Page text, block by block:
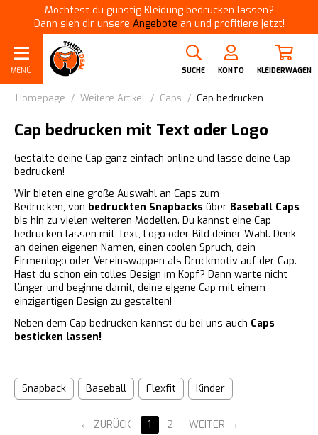
Möchtest du günstig Kleidung bedrucken lassen?
Dann sieh dir unsere Angebote an und profitiere jetzt!
MENÜ SUCHE KONTO KLEIDERWAGEN
Homepage / Weitere Artikel / Caps / Cap bedrucken
Cap bedrucken mit Text oder Logo
Gestalte deine Cap ganz einfach online und lasse deine Cap
bedrucken!
Wir bieten eine große Auswahl an Caps zum
Bedrucken, von bedruckten Snapbacks über Baseball Caps
bis hin zu vielen weiteren Modellen. Du kannst eine Cap
bedrucken lassen mit Text, Logo oder Bild deiner Wahl. Denk
an deinen eigenen Namen, einen coolen Spruch, dein
Firmenlogo oder Vereinswappen als Druckmotiv auf der Cap.
Hast du schon ein tolles Design im Kopf? Dann warte nicht
länger und beginne damit, deine eigene Cap mit einem
einzigartigen Design zu gestalten!
Neben dem Cap bedrucken kannst du bei uns auch Caps
besticken lassen!
Snapback Baseball Flexfit Kinder
ZURÜCK 1 2 WEITER